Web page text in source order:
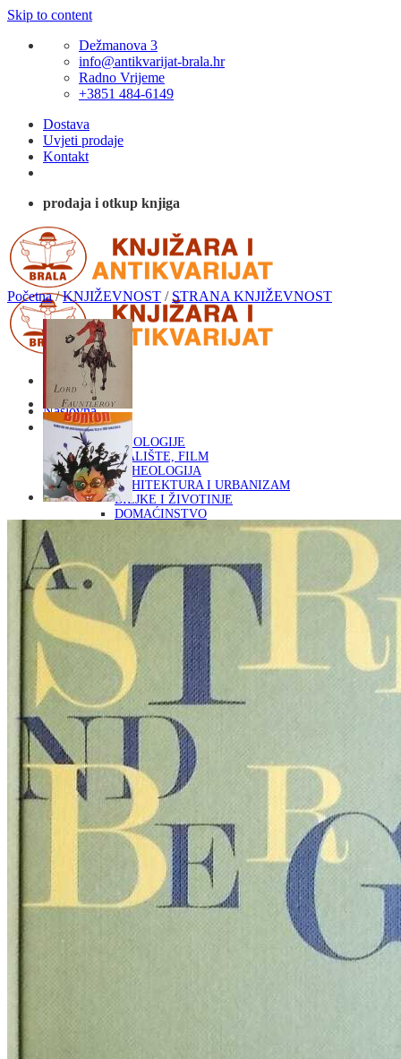
Skip to content
Dežmanova 3
info@antikvarijat-brala.hr
Radno Vrijeme
+3851 484-6149
Dostava
Uvjeti prodaje
Kontakt
prodaja i otkup knjiga
Naslovna
KNJIGE
OD ARHEOLOGIJE
DO KAZALIŠTE, FILM
ARHEOLOGIJA
ARHITEKTURA I URBANIZAM
BILJKE I ŽIVOTINJE
DOMAĆINSTVO
ENCIKLOPEDIJE I LEKSIKONI
ETNOLOGIJA
FILOZOFIJA, SOCIOLOGIJA, ANTROPOLOGIJA
FOTOGRAFIJA
GLAZBENA UMJETNOST
KAZALIŠTE, FILM
OD KNJIŽEVNOST
DO RELIGIJA
KNJIŽEVNOST
LIKOVNA UMJETNOST
LJEKOVITO BILJE I ZDRAVLJE
MITOLOGIJA
POVIJEST I PUBLICISTIKA
PRIRODNE ZNANOSTI
PSIHOLOGIJA, POPULARNA PSIHOLOGIJA,
ALTERNATIVA
RAZNO
RELIGIJA
OD RJEČNIKA
DO ZEMLJOVIDA
RJEČNICI, GRAMATIKE, PRAVOPISI…
ŠAH
SPORT
STRIPOVI
TEHNIČKE ZNANOSTI
TEORIJA I POVIJEST KNJIŽEVNOSTI
VEDUTE
ZAGREB
ZEMLJOVIDI
Otkup knjiga
O nama
Novosti
AKCIJA
Pretraži:
Početna / KNJIŽEVNOST / STRANA KNJIŽEVNOST